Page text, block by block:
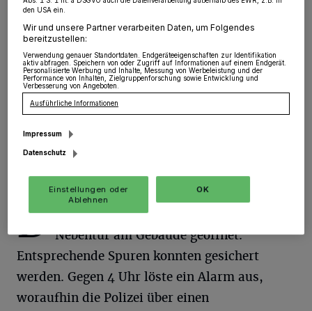
Grevenbroich
Unbekannte in ein Warenhaus "Am Rittergut" ein.
12.02.2019 , 08:26 Uhr Eine Minute Lesezeit
D ie Täter hatten zuvor gewaltsam eine
Nebentür am Gebäude geöffnet.
Entsprechende Spuren konnten gesichert
werden. Gegen 4 Uhr löste ein Alarm aus,
woraufhin die Polizei über einen
den USA ein.
Wir und unsere Partner verarbeiten Daten, um Folgendes
bereitzustellen:
Verwendung genauer Standortdaten. Endgeräteeigenschaften zur Identifikation
aktiv abfragen. Speichern von oder Zugriff auf Informationen auf einem Endgerät.
Personalisierte Werbung und Inhalte, Messung von Werbeleistung und der
Performance von Inhalten, Zielgruppenforschung sowie Entwicklung und
Verbesserung von Angeboten.
Ausführliche Informationen
Impressum
Datenschutz
Einstellungen oder
Ablehnen
OK